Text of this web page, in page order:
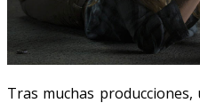
Tras muchas